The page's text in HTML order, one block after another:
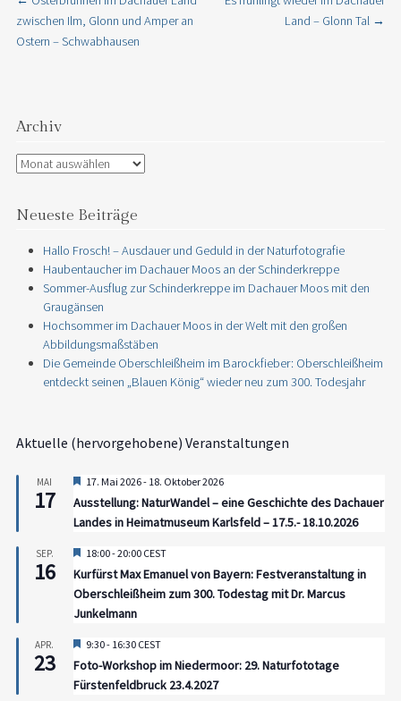
Post navigation
zwischen Ilm, Glonn und Amper an
Ostern – Schwabhausen
Land – Glonn Tal →
Archiv
Archiv
Neueste Beiträge
Hallo Frosch! – Ausdauer und Geduld in der Naturfotografie
Haubentaucher im Dachauer Moos an der Schinderkreppe
Sommer-Ausflug zur Schinderkreppe im Dachauer Moos mit den
Graugänsen
Hochsommer im Dachauer Moos in der Welt mit den großen
Abbildungsmaßstäben
Die Gemeinde Oberschleißheim im Barockfieber: Oberschleißheim
entdeckt seinen „Blauen König“ wieder neu zum 300. Todesjahr
Aktuelle (hervorgehobene) Veranstaltungen
MAI
17
Hervorgehoben
17. Mai 2026- 18. Oktober 2026
Ausstellung: NaturWandel – eine Geschichte des Dachauer
Landes in Heimatmuseum Karlsfeld – 17.5.- 18.10.2026
SEP.
16
Hervorgehoben
18:00-20:00 CEST
Kurfürst Max Emanuel von Bayern: Festveranstaltung in
Oberschleißheim zum 300. Todestag mit Dr. Marcus
Junkelmann
APR.
23
Hervorgehoben
9:30- 16:30 CEST
Foto-Workshop im Niedermoor: 29. Naturfototage
Fürstenfeldbruck 23.4.2027